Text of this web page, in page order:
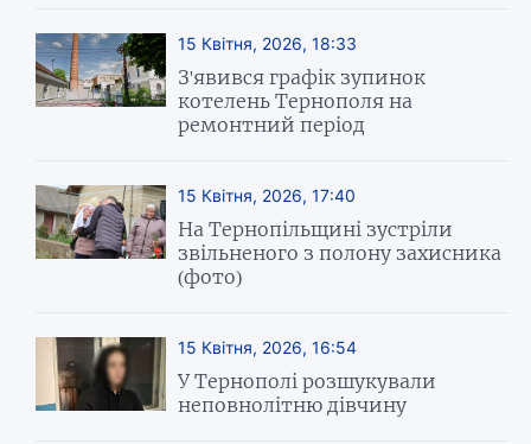
15 Квітня, 2026, 18:33
З'явився графік зупинок
котелень Тернополя на
ремонтний період
15 Квітня, 2026, 17:40
На Тернопільщині зустріли
звільненого з полону захисника
(фото)
15 Квітня, 2026, 16:54
У Тернополі розшукували
неповнолітню дівчину